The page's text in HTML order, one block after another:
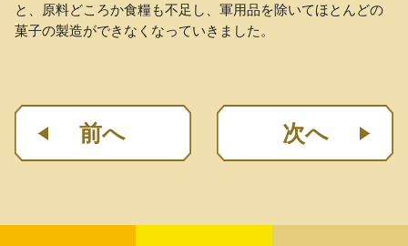
と、原料どころか食糧も不足し、軍用品を除いてほとんどの
菓子の製造ができなくなっていきました。
前へ 次へ